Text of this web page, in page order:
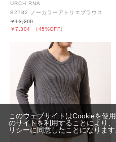
URCH RNA
B2782 ノーカラーアトリエブラウス
￥7,304 （45%OFF）
￥13,200
このウェブサイトはCookieを使
のサイトを利用することにより、
リシーに同意したことになります